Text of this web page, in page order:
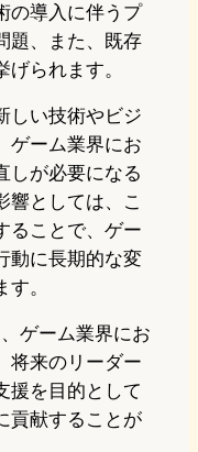
の導入に伴うプ
題、また、既存
られます。
しい技術やビジ
ゲーム業界にお
しが必要になる
響としては、こ
ることで、ゲー
動に長期的な変
。
ゲーム業界にお
将来のリーダー
援を目的として
貢献することが